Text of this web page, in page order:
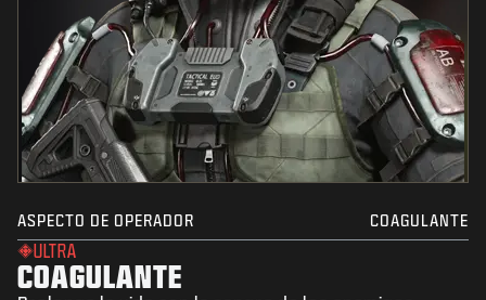
ASPECTO DE OPERADOR COAGULANTE
ULTRA
COAGULANTE